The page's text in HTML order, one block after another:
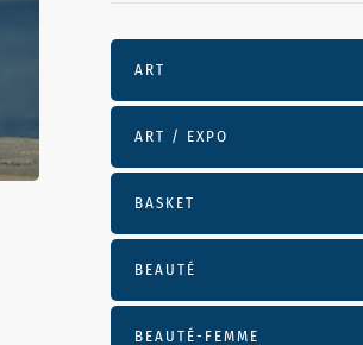
ART
ART / EXPO
BASKET
BEAUTÉ
BEAUTÉ-FEMME